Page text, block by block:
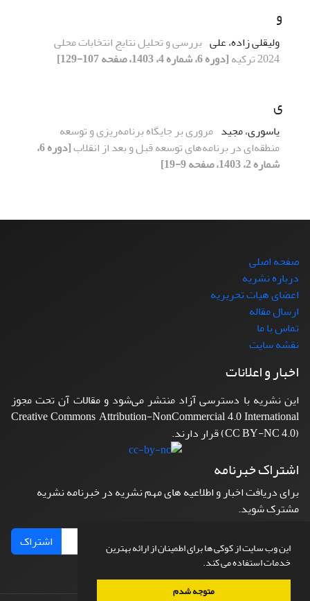
این وب سایت از کوکی ها برای اطمینان از ارائه بهترین
خدمات استفاده می کند.
متوجه شدم
و
ولیقلی زاده، علی بررسی و تحلیل نتایج انتخابات محلی
2024 ترکیه
[دوره 6، شماره 4، 1403، صفحه 107-129]
ی
یاسوری، مجید مروری بر جایگاه برنامه‌ریزی و توسعه‌
منطقه‌ای در برنامه‌های توسعه قبل و بعد از انقلاب
[دوره 6،
شماره 2، 1403، صفحه 9-19]
صفحه اصلی
درباره نشریه
اعضای هیات تحریریه
ارسال مقاله
تماس با ما
نقشه سایت
اخبار و اعلانات
این نشریه با دسترسی آزاد منتشر می‌شود و مقالات آن تحت مجوز
Creative Commons Attribution-NonCommercial 4.0 International
(CC BY-NC 4.0) قرار دارند.
اشتراک خبرنامه
برای دریافت اخبار و اطلاعیه های مهم نشریه در خبرنامه نشریه
مشترک شوید.
اشتراک